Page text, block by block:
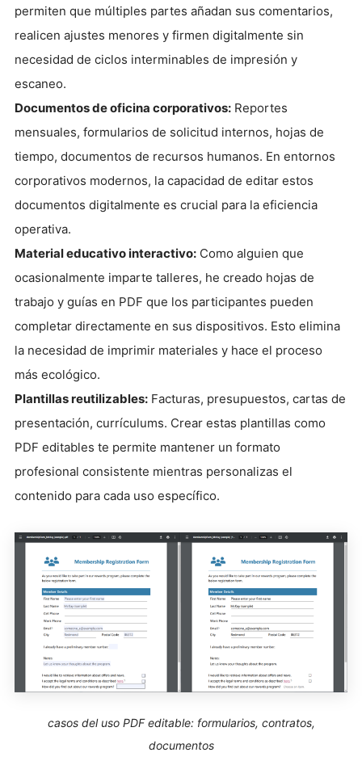
permiten que múltiples partes añadan sus comentarios,
realicen ajustes menores y firmen digitalmente sin
necesidad de ciclos interminables de impresión y
escaneo.
Documentos de oficina corporativos: Reportes
mensuales, formularios de solicitud internos, hojas de
tiempo, documentos de recursos humanos. En entornos
corporativos modernos, la capacidad de editar estos
documentos digitalmente es crucial para la eficiencia
operativa.
Material educativo interactivo: Como alguien que
ocasionalmente imparte talleres, he creado hojas de
trabajo y guías en PDF que los participantes pueden
completar directamente en sus dispositivos. Esto elimina
la necesidad de imprimir materiales y hace el proceso
más ecológico.
Plantillas reutilizables: Facturas, presupuestos, cartas de
presentación, currículums. Crear estas plantillas como
PDF editables te permite mantener un formato
profesional consistente mientras personalizas el
contenido para cada uso específico.
casos del uso PDF editable: formularios, contratos,
documentos